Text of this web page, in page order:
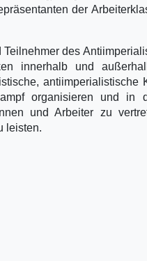
der
Teilnehmer des
innerhalb und
organisieren und in
und Arbeiter zu
leisten.